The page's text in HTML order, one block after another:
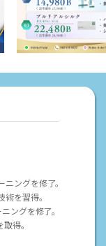
ングを修了。
術を習得。
ングを修了。
得。